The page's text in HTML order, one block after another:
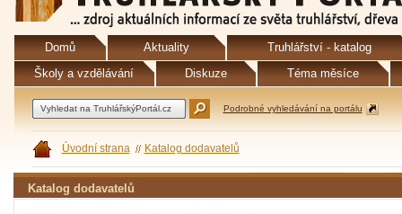
Domů Aktuality
Truhlářství - katalog
Školy a vzdělávání
Diskuze Téma měsíce
Podrobné vyhledávání na portálu
Úvodní strana Katalog dodavatelů
Katalog dodavatelů